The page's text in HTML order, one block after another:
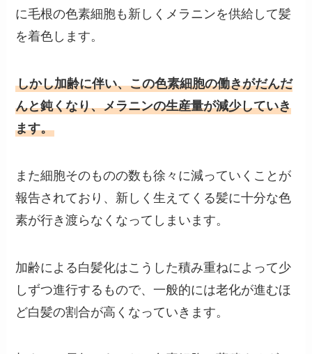
に毛根の色素細胞も新しくメラニンを供給して髪
を着色します。
しかし加齢に伴い、この色素細胞の働きがだんだ
んと鈍くなり、メラニンの生産量が減少していき
ます。
また細胞そのものの数も徐々に減っていくことが
報告されており、新しく生えてくる髪に十分な色
素が行き渡らなくなってしまいます。
加齢による白髪化はこうした積み重ねによって少
しずつ進行するもので、一般的には老化が進むほ
ど白髪の割合が高くなっていきます。